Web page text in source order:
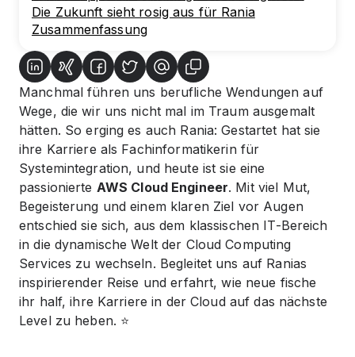
Die Zukunft sieht rosig aus für Rania
Zusammenfassung
Manchmal führen uns berufliche Wendungen auf
Wege, die wir uns nicht mal im Traum ausgemalt
hätten. So erging es auch Rania: Gestartet hat sie
ihre Karriere als Fachinformatikerin für
Systemintegration, und heute ist sie eine
passionierte AWS Cloud Engineer. Mit viel Mut,
Begeisterung und einem klaren Ziel vor Augen
entschied sie sich, aus dem klassischen IT-Bereich
in die dynamische Welt der Cloud Computing
Services zu wechseln. Begleitet uns auf Ranias
inspirierender Reise und erfahrt, wie neue fische
ihr half, ihre Karriere in der Cloud auf das nächste
Level zu heben. ⭐️